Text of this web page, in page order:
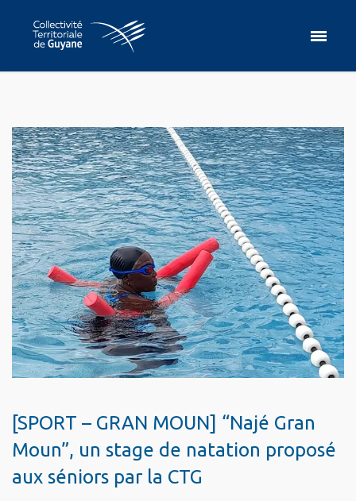
[SPORT – GRAN MOUN] “Najé Gran
Moun”, un stage de natation proposé
aux séniors par la CTG